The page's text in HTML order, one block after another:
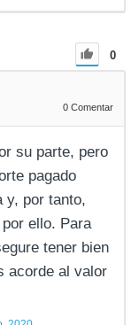
0
0 Comentar
su parte, pero
pagado
y, por tanto,
ello. Para
tener bien
acorde al valor